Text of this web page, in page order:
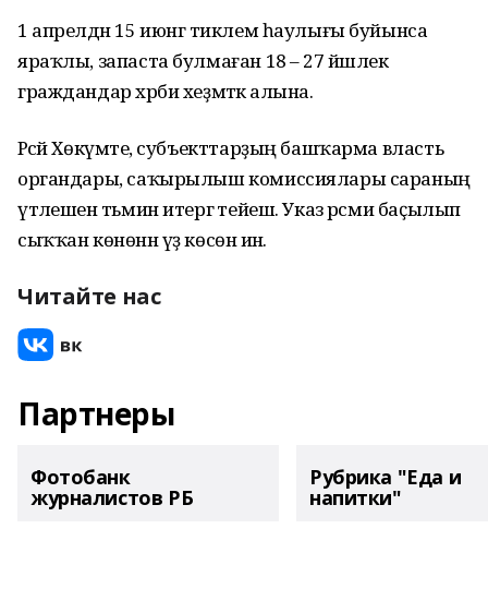
1 апрелдән 15 июнгә тиклем һаулығы буйынса
яраҡлы, запаста булмаған 18 – 27 йәшлек
граждандар хәрби хеҙмәткә алына.
Рәсәй Хөкүмәте, субъекттарҙың башҡарма власть
органдары, саҡырылыш комиссиялары сараның
үтәлешен тәьмин итергә тейеш. Указ рәсми баҫылып
сыҡҡан көнөнән үҙ көсөнә инә.
Читайте нас
Партнеры
Фотобанк
журналистов РБ
Рубрика "Еда и
напитки"